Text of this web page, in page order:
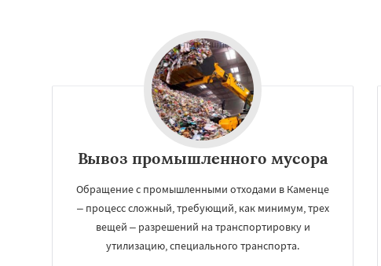
Вывоз промышленного мусора
Обращение с промышленными отходами в Каменце
– процесс сложный, требующий, как минимум, трех
вещей – разрешений на транспортировку и
утилизацию, специального транспорта.